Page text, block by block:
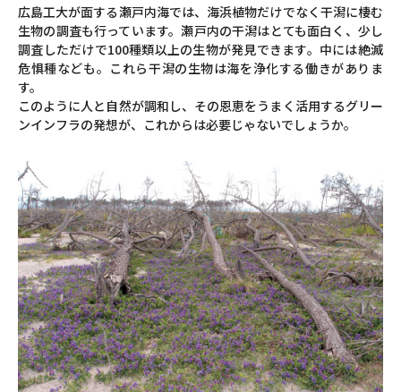
広島工大が面する瀬戸内海では、海浜植物だけでなく干潟に棲む
生物の調査も行っています。瀬戸内の干潟はとても面白く、少し
調査しただけで100種類以上の生物が発見できます。中には絶滅
危惧種なども。これら干潟の生物は海を浄化する働きがありま
す。
このように人と自然が調和し、その恩恵をうまく活用するグリー
ンインフラの発想が、これからは必要じゃないでしょうか。